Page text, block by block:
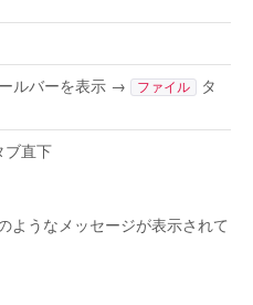
ルバーを表示 → ファイル
タ
ブ直下
ようなメッセージが表示されて